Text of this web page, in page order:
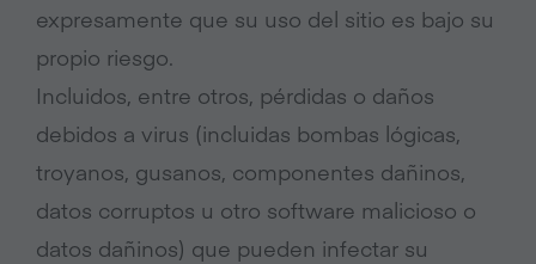
expresamente que su uso del sitio es bajo su
propio riesgo.
Incluidos, entre otros, pérdidas o daños
debidos a virus (incluidas bombas lógicas,
troyanos, gusanos, componentes dañinos,
datos corruptos u otro software malicioso o
datos dañinos) que pueden infectar su